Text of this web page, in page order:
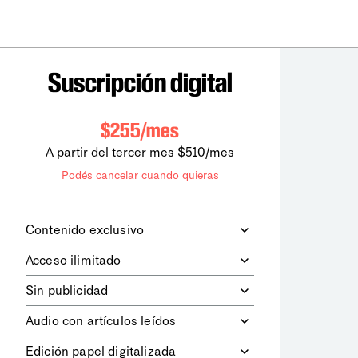
Suscripción digital
$255/mes
A partir del tercer mes $510/mes
Podés cancelar cuando quieras
Contenido exclusivo
digitales dela diaria
los contenidos de Le Monde
diplomatique.
Acceso ilimitado
contenidos.
Sin publicidad
publicitarios.
Audio con artículos leídos
Edición papel digitalizada